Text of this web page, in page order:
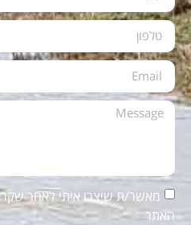
מאשר/ת שיצרו איתי לאחר
האתר